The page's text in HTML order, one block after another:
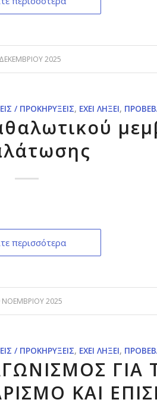
2025
/ ΠΡΟΚΗΡΎΞΕΙΣ, ΈΧΕΙ ΛΉΞΕΙ,
περισσότερα
ΝΟΕΜΒΡΊΟΥ 2025
/ ΠΡΟΚΗΡΎΞΕΙΣ, ΈΧΕΙ ΛΉΞΕΙ,
ΓΙΑ
ΚΑΙ